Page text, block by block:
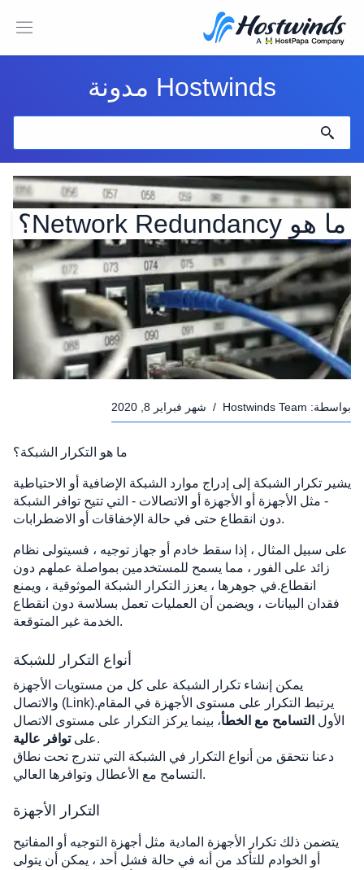
Hostwinds مدونة
ما هو Network Redundancy؟
بواسطة: Hostwinds Team
/ شهر فبراير 8, 2020
ما هو التكرار الشبكة؟
يشير تكرار الشبكة إلى إدراج موارد الشبكة الإضافية أو الاحتياطية
- مثل الأجهزة أو الأجهزة أو الاتصالات - التي تتيح توافر الشبكة
دون انقطاع حتى في حالة الإخفاقات أو الاضطرابات.
على سبيل المثال ، إذا سقط خادم أو جهاز توجيه ، فسيتولى نظام
زائد على الفور ، مما يسمح للمستخدمين بمواصلة عملهم دون
انقطاع.في جوهرها ، يعزز التكرار الشبكة الموثوقية ، ويمنع
فقدان البيانات ، ويضمن أن العمليات تعمل بسلاسة دون انقطاع
الخدمة غير المتوقعة.
أنواع التكرار للشبكة
يمكن إنشاء تكرار الشبكة على كل من مستويات الأجهزة
والاتصال (Link).يرتبط التكرار على مستوى الأجهزة في المقام
الأول التسامح مع الخطأ، بينما يركز التكرار على مستوى الاتصال
على توافر عالية
.
دعنا نتحقق من أنواع التكرار في الشبكة التي تندرج تحت نطاق
التسامح مع الأعطال وتوافرها العالي.
التكرار الأجهزة
يتضمن ذلك تكرار الأجهزة المادية مثل أجهزة التوجيه أو المفاتيح
أو الخوادم للتأكد من أنه في حالة فشل أحد ، يمكن أن يتولى